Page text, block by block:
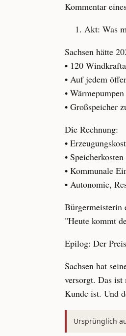
Kommentar
Akt: Was
Sachsen hätte
• 120
• Auf jedem
•
• Großspeicher
Die Rechnung:
•
•
• Kommunale
• Autonomie,
Bürgermeisterin
"Heute kommt
Epilog: Der
Sachsen hat
versorgt. Das
Kunde ist. Und
Ursprünglich